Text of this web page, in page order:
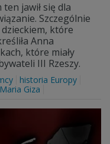
jawił się dla
Szczególnie
które
Anna
które miały
III Rzeszy.
historia Europy
Giza